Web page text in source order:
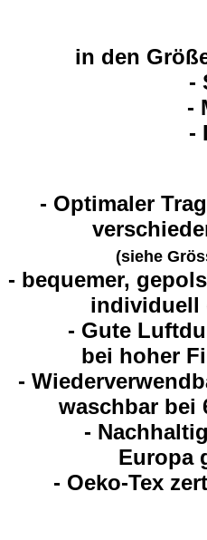
in den
-
-
-
- Optimaler
(siehe
- bequemer,
individuell
- Gute
bei hoher
-
waschbar bei
-
Europa
- Oeko-Tex